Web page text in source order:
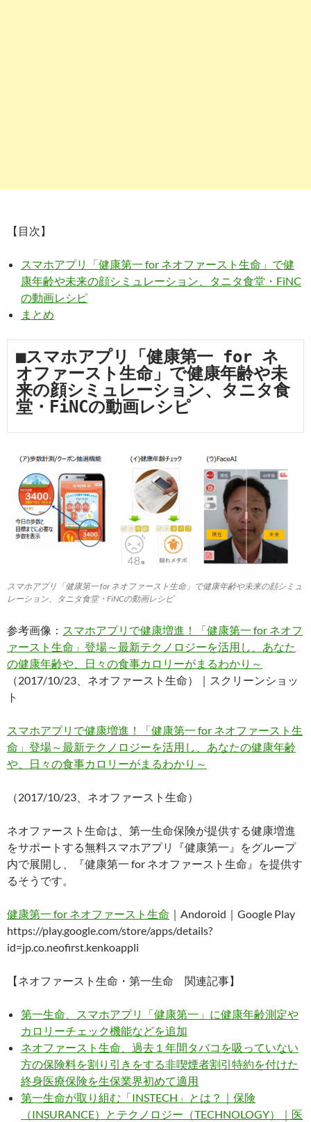
【目次】
スマホアプリ「健康第一 for ネオファースト生命」で健
康年齢や未来の顔シミュレーション、タニタ食堂・FiNC
の動画レシピ
まとめ
■スマホアプリ「健康第一 for ネ
オファースト生命」で健康年齢や未
来の顔シミュレーション、タニタ食
堂・FiNCの動画レシピ
スマホアプリ「健康第一 for ネオファースト生命」で健康年齢や未来の顔シミュ
レーション、タニタ食堂・FiNCの動画レシピ
参考画像： スマホアプリで健康増進！「健康第一 for ネオフ
ァースト生命」登場～最新テクノロジーを活用し、あなた
の健康年齢や、日々の食事カロリーがまるわかり～
（2017/10/23、ネオファースト生命）｜スクリーンショッ
ト
スマホアプリで健康増進！「健康第一 for ネオファースト生
命」登場～最新テクノロジーを活用し、あなたの健康年齢
や、日々の食事カロリーがまるわかり～
（2017/10/23、ネオファースト生命）
ネオファースト生命は、第一生命保険が提供する健康増進
をサポートする無料スマホアプリ『健康第一』をグループ
内で展開し、『健康第一 for ネオファースト生命』を提供す
るそうです。
健康第一 for ネオファースト生命 ｜Andoroid｜Google Play
https://play.google.com/store/apps/details?
id=jp.co.neofirst.kenkoappli
【ネオファースト生命・第一生命 関連記事】
第一生命、スマホアプリ「健康第一」に健康年齢測定や
カロリーチェック機能などを追加
ネオファースト生命、過去１年間タバコを吸っていない
方の保険料を割り引きをする非喫煙者割引特約を付けた
終身医療保険を生保業界初めて適用
第一生命が取り組む「INSTECH」とは？｜保険
（INSURANCE）とテクノロジー（TECHNOLOGY）｜医